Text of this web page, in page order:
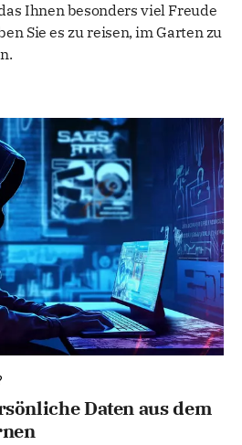
Ihnen besonders viel Freude
Sie es zu reisen, im Garten zu
Daten aus dem